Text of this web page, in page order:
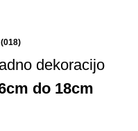
dekoracijo
do 18cm